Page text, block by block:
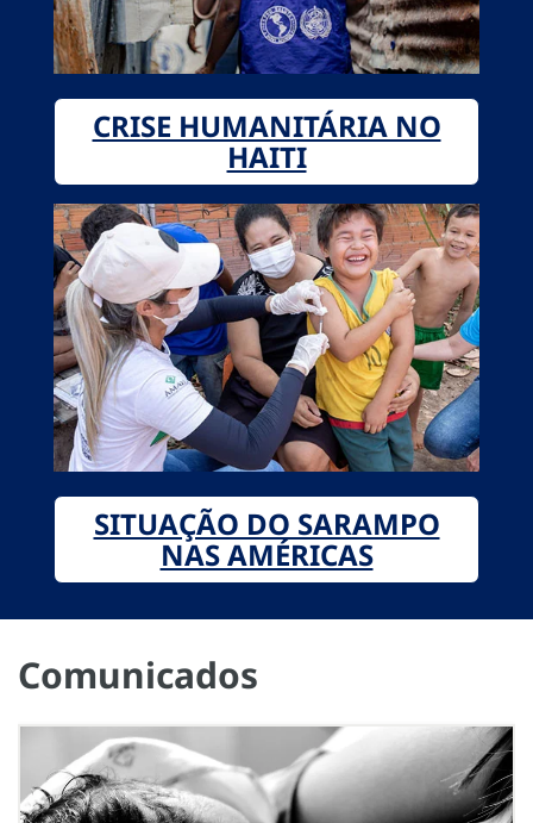
CRISE HUMANITÁRIA NO
HAITI
SITUAÇÃO DO SARAMPO
NAS AMÉRICAS
Comunicados